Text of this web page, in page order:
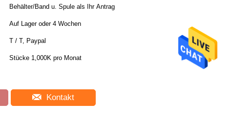
Behälter/Band u. Spule als Ihr Antrag
Auf Lager oder 4 Wochen
T / T, Paypal
Stücke 1,000K pro Monat
Kontakt